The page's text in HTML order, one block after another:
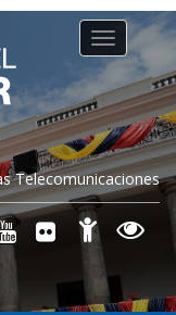
Telecomunicaciones
Toggle
navigation